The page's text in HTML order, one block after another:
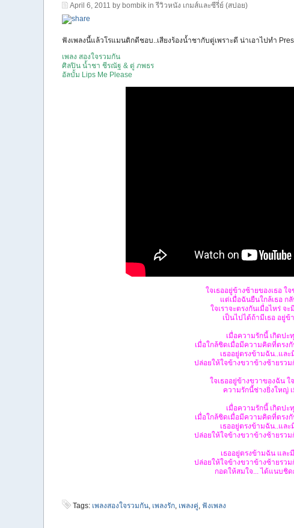
April 6, 2011 by bombik inรีวิวหนัง เกมส์และซีรี่ย์ (สปอย)
ฟังเพลงนี้แล้วโรแมนติกดีชอบ..เสียงร้องน้ำชากับตู่เพราะดี น่าเอาไปทำ
เพลง สองใจรวมกัน
ศิลปิน น้ำชา ชีรณัฐ & ตู่ ภพธร
อัลบั้ม Lips Me Please
ใจเธออยู่ข้างซ้ายของเธอ
แต่เมื่อฉันยืนใกล้เธอ ก
ใจเราจะตรงกันเมื่อไหร่ จ
เป็นไปได้ถ้ามีเธอ อยู่
เมื่อความรักนี้ เกิดปะ
เมื่อใกล้ชิดเมื่อมีความคิดที่ตรง
เธออยู่ตรงข้ามฉัน..แล
ปล่อยให้ใจข้างขวาข้างซ้ายรว
ใจเธออยู่ข้างขวาของฉัน
ความรักนี้ช่างยิ่งใหญ่
เมื่อความรักนี้ เกิดปะ
เมื่อใกล้ชิดเมื่อมีความคิดที่ตรง
เธออยู่ตรงข้ามฉัน..แล
ปล่อยให้ใจข้างขวาข้างซ้ายรว
เธออยู่ตรงข้ามฉัน และ
ปล่อยให้ใจข้างขวาข้างซ้ายรว
กอดให้สมใจ... ได้แนบชิ
Tags: เพลงสองใจรวมกัน, เพลงรัก, เพลงคู่, ฟังเพลง